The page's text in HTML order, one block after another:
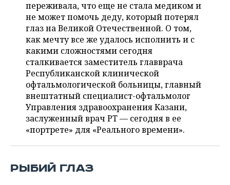
ВОДНЫЕ ВИДЫ СПОРТА
ОБРАЗОВАНИЕ
переживала, что еще не стала медиком и
не может помочь деду, который потерял
глаз на Великой Отечественной. О том,
как мечту все же удалось исполнить и с
какими сложностями сегодня
сталкивается заместитель главврача
Республиканской клинической
офтальмологической больницы, главный
внештатный специалист-офтальмолог
Управления здравоохранения Казани,
заслуженный врач РТ — сегодня в ее
«портрете» для «Реального времени».
РЫБИЙ ГЛАЗ